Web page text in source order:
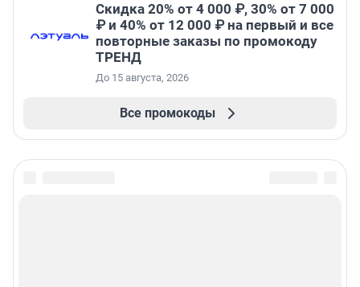
Скидка 20% от 4 000 ₽, 30% от 7 000
₽ и 40% от 12 000 ₽ на первый и все
повторные заказы по промокоду
ТРЕНД
До 15 августа, 2026
Все промокоды